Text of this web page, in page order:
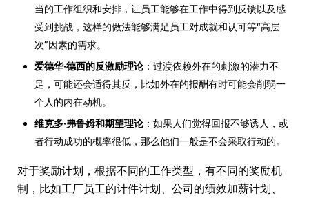
当的工作组织和安排，让员工能够在工作中得到反馈以及感
受到挑战，这样的做法能够满足员工对成就和认可等“高层
次”因素的需求。
爱德华·德西的反激励理论 ：过渡依赖外在的刺激的潜力不
足，可能还会适得其反，比如外在的报酬有时可能会削弱一
个人的内在动机。
维克多·弗鲁姆和期望理论 ：如果人们觉得回报不够诱人，或
者行动成功的概率很低，那么他们一般是不会采取行动的。
对于奖励计划，根据不同的工作类型，有不同的奖励机
制，比如工厂员工的计件计划、公司的绩效加薪计划、